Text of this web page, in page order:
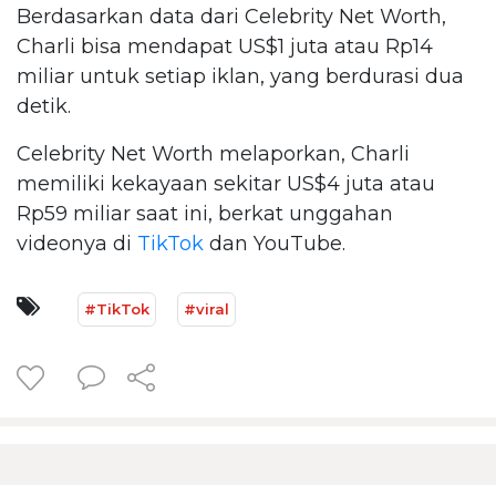
Berdasarkan data dari Celebrity Net Worth,
Charli bisa mendapat US$1 juta atau Rp14
miliar untuk setiap iklan, yang berdurasi dua
detik.
Celebrity Net Worth melaporkan, Charli
memiliki kekayaan sekitar US$4 juta atau
Rp59 miliar saat ini, berkat unggahan
videonya di TikTok dan YouTube.
#TikTok #viral